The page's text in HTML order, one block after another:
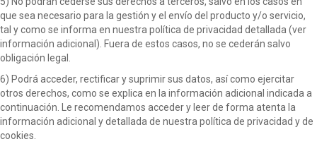
que sea necesario para la gestión y el envío del producto y/o servicio,
tal y como se informa en nuestra política de privacidad detallada (ver
información adicional). Fuera de estos casos, no se cederán salvo
obligación legal.
6) Podrá acceder, rectificar y suprimir sus datos, así como ejercitar
otros derechos, como se explica en la información adicional indicada a
continuación. Le recomendamos acceder y leer de forma atenta la
información adicional y detallada de nuestra política de privacidad y de
cookies.